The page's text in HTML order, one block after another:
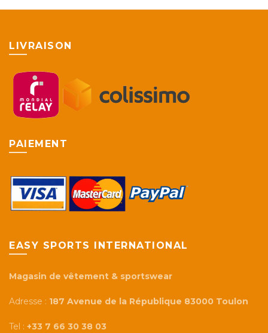
LIVRAISON
PAIEMENT
EASY SPORTS INTERNATIONAL
Magasin de vêtement & sportswear
Adresse : 187 Avenue de la République 83000 Toulon
Tel : +33 7 66 30 38 03